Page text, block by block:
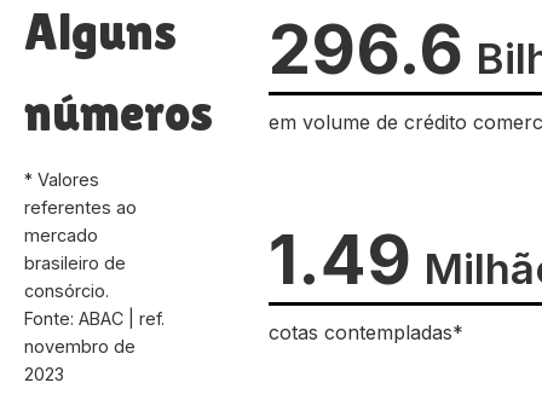
Alguns
números
* Valores
referentes ao
mercado
brasileiro de
consórcio.
Fonte: ABAC | ref.
novembro de
2023
296.6
em volume de crédito
1.49
cotas contempladas*